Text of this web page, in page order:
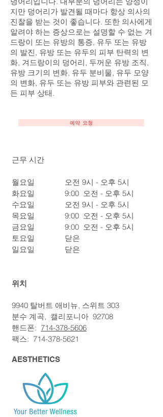
지만 덩어리가 발견될 때마다 항상 의사의
진찰을 받는 것이 좋습니다. 또한 의사에게
알려야 하는 증상으로는 설명할 수 없는 겨
드랑이 또는 유방의 통증, 유두 또는 유방
의 발진, 유방 또는 유두의 피부 탄력의 변
화, 겨드랑이의 덩어리, 두꺼운 유방 조직,
유방 크기의 변화, 유두 분비물, 유두 모양
의 변화, 유두 또는 유방 피부와 관련된 모
든 피부 상태.
예약 요청
근무 시간
월요일
화요일
수요일
목요일
금요일
토요일
일요일
오전 9시 - 오후 5시
9:00 오전 - 오후 5시
오전 9시 - 오후 5시
9:00 오전 - 오후 5시
9:00 오전 - 오후 5시
닫은
닫은
위치
9940 탈버트 애비뉴, 스위트 303
분수 계곡, 캘리포니아 92708
핸드폰: 714-378-5606
팩스: 714-378-5621
AESTHETICS